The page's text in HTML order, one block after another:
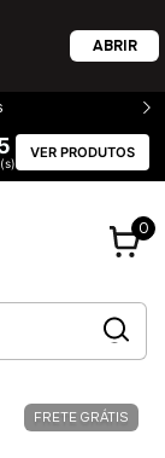
ABRIR
VER PRODUTOS
0
FRETE GRÁTIS